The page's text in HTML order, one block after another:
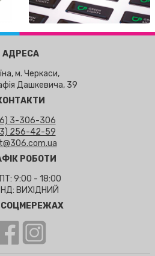
АДРЕСА
м. Черкаси,
Дашкевича, 39
3-306-306
256-42-59
РОБОТИ
9:00 - 18:00
ВИХІДНИЙ
СОЦМЕРЕЖАХ